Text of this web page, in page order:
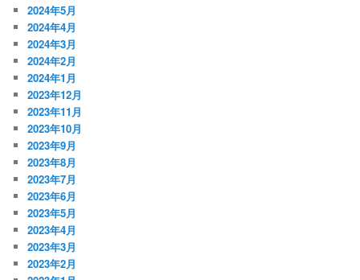
2024年5月
2024年4月
2024年3月
2024年2月
2024年1月
2023年12月
2023年11月
2023年10月
2023年9月
2023年8月
2023年7月
2023年6月
2023年5月
2023年4月
2023年3月
2023年2月